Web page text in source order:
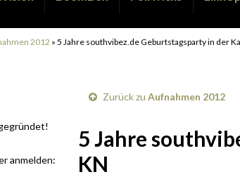
2012 » 5 Jahre southvibez.de Geburtstagsparty in der
Zurück zu Aufnahmen 2012
5 Jahre
KN
anmelden: